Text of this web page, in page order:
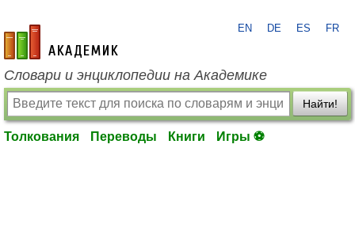
academic.ru
EN DE ES FR
Словари и энциклопедии на Академике
Найти!
Толкования Переводы Книги Игры ⚽